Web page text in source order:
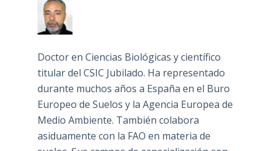
Doctor en Ciencias Biológicas y científico
titular del CSIC Jubilado. Ha representado
durante muchos años a España en el Buro
Europeo de Suelos y la Agencia Europea de
Medio Ambiente. También colabora
asiduamente con la FAO en materia de